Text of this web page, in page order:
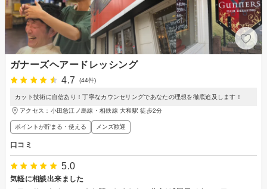
ガナーズヘアードレッシング
4.7
(44件)
カット技術に自信あり！丁寧なカウンセリングであなたの理想を徹底追及します！
アクセス：小田急江ノ島線・相鉄線 大和駅 徒歩2分
ポイントが貯まる・使える メンズ歓迎
口コミ
5.0
気軽に相談出来ました